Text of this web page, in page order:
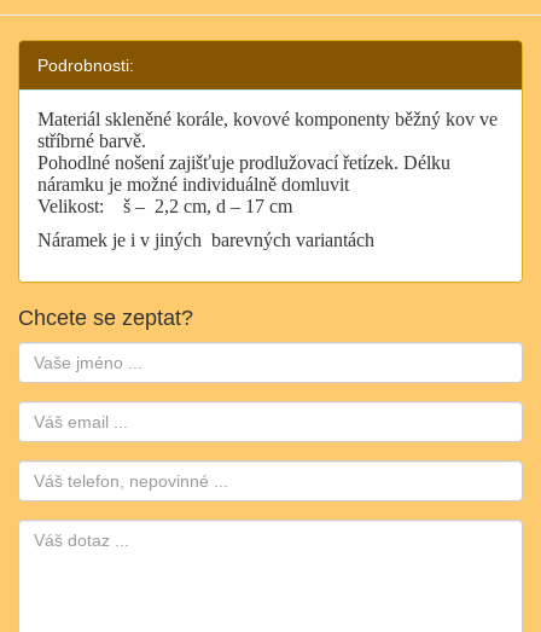
Podrobnosti:
Materiál skleněné korále, kovové komponenty běžný kov ve
stříbrné barvě.
Pohodlné nošení zajišťuje prodlužovací řetízek. Délku
náramku je možné individuálně domluvit
Velikost:
š – 2,2 cm, d – 17 cm
Náramek je i v jiných barevných variantách
Chcete se zeptat?
Jméno:
Email:
Telefon: